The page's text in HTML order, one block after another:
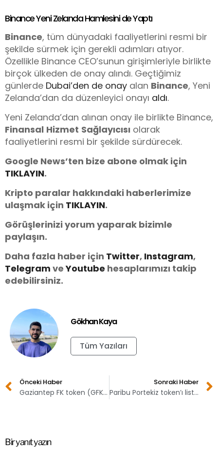
Binance Yeni Zelanda Hamlesini de Yaptı
Binance, tüm dünyadaki faaliyetlerini resmi bir
şekilde sürmek için gerekli adımları atıyor.
Özellikle Binance CEO’sunun girişimleriyle birlikte
birçok ülkeden de onay alındı. Geçtiğimiz
günlerde Dubai’den de onay alan Binance, Yeni
Zelanda’dan da düzenleyici onayı aldı.
Yeni Zelanda’dan alınan onay ile birlikte Binance,
Finansal Hizmet Sağlayıcısı olarak
faaliyetlerini resmi bir şekilde sürdürecek.
Google News’ten bize abone olmak için
TIKLAYIN.
Kripto paralar hakkındaki haberlerimize
ulaşmak için TIKLAYIN.
Görüşlerinizi yorum yaparak bizimle
paylaşın.
Daha fazla haber için Twitter, Instagram,
Telegram veYoutube hesaplarımızı takip
edebilirsiniz.
Gökhan Kaya
Tüm Yazıları
Önceki Haber
Gaziantep FK token (GFK) listeleniyor!
Sonraki Haber
Paribu Portekiz token’ı listeledi!
Bir yanıt yazın